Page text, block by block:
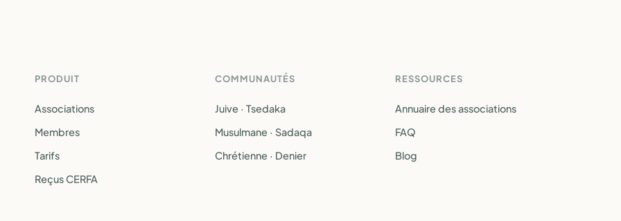
PRODUIT
Associations
Membres
Tarifs
Reçus CERFA
COMMUNAUTÉS
Juive · Tsedaka
Musulmane · Sadaqa
Chrétienne · Denier
RESSOURCES
Annuaire des associations
FAQ
Blog